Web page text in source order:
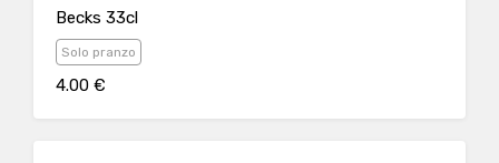
Becks 33cl
Solo pranzo
4.00 €